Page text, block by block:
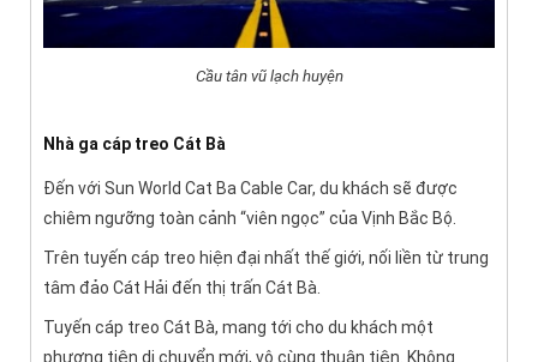
Cầu tân vũ lạch huyện
Nhà ga cáp treo Cát Bà
Đến với Sun World Cat Ba Cable Car, du khách sẽ được
chiêm ngưỡng toàn cảnh “viên ngọc” của Vịnh Bắc Bộ.
Trên tuyến cáp treo hiện đại nhất thế giới, nối liền từ trung
tâm đảo Cát Hải đến thị trấn Cát Bà.
Tuyến cáp treo Cát Bà, mang tới cho du khách một
phương tiện di chuyển mới, vô cùng thuận tiện. Không